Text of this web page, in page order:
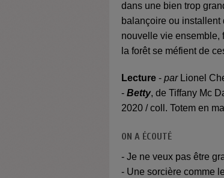
dans une bien trop
balançoire ou installent
nouvelle vie ensemble,
la forêt se méfient de
Lecture - par Lionel
- Betty, de Tiffany Mc
2020 / coll. Totem en
ON A ÉCOUTÉ
- Je ne veux pas être
- Une sorcière comme